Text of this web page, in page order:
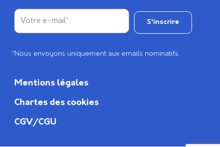
*Nous envoyons uniquement aux emails nominatifs.
Mentions légales
Chartes des cookies
CGV/CGU